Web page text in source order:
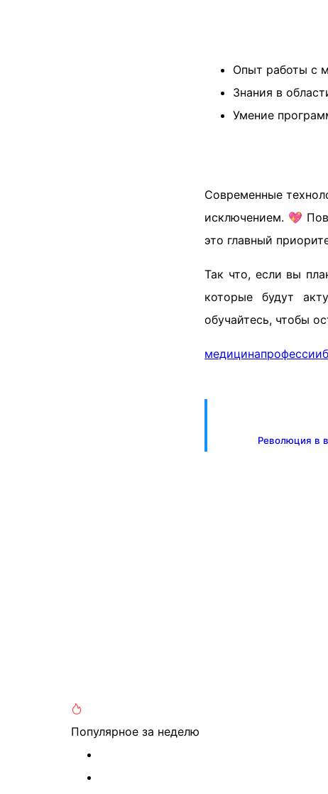
Опыт работы с
Знания в
Умение
Современные
исключением. 💖
это главный
Так что, если вы
которые будут
обучайтесь, чтобы
медицинапрофессии
Революция в
Популярное за неделю